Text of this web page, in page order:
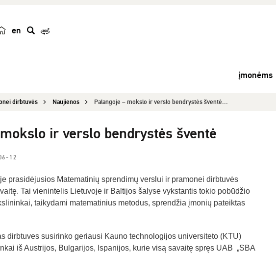
en
k
įmonėms
dirbtuvės Naujienos Palangoje – mokslo ir verslo bendrystės šventė...
ir verslo bendrystės šventė
12
prasidėjusios Matematinių sprendimų verslui ir pramonei dirbtuvės
Tai vienintelis Lietuvoje ir Baltijos šalyse vykstantis tokio pobūdžio
taikydami matematinius metodus, sprendžia įmonių pateiktas
dirbtuves susirinko geriausi Kauno technologijos universiteto (KTU)
iš Austrijos, Bulgarijos, Ispanijos, kurie visą savaitę spręs UAB „SBA